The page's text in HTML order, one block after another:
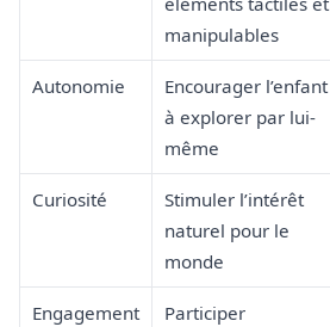
manipulables
Autonomie
Encourager l’enfant
à explorer par lui-
même
Curiosité
Stimuler l’intérêt
naturel pour le
monde
Engagement
Participer